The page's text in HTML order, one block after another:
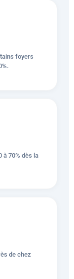
foyers
à 70% dès la
de chez